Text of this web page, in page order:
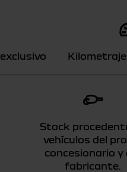
Stock
vehículos del
concesionario y
fabricante.